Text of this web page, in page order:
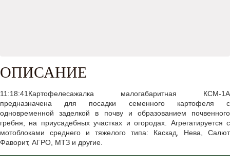
ОПИСАНИЕ
11:18:41Картофелесажалка малогабаритная КСМ-1А
предназначена для посадки семенного картофеля с
одновременной заделкой в почву и образованием почвенного
гребня, на приусадебных участках и огородах. Агрегатируется с
мотоблоками среднего и тяжелого типа: Каскад, Нева, Салют
Фаворит, АГРО, МТЗ и другие.